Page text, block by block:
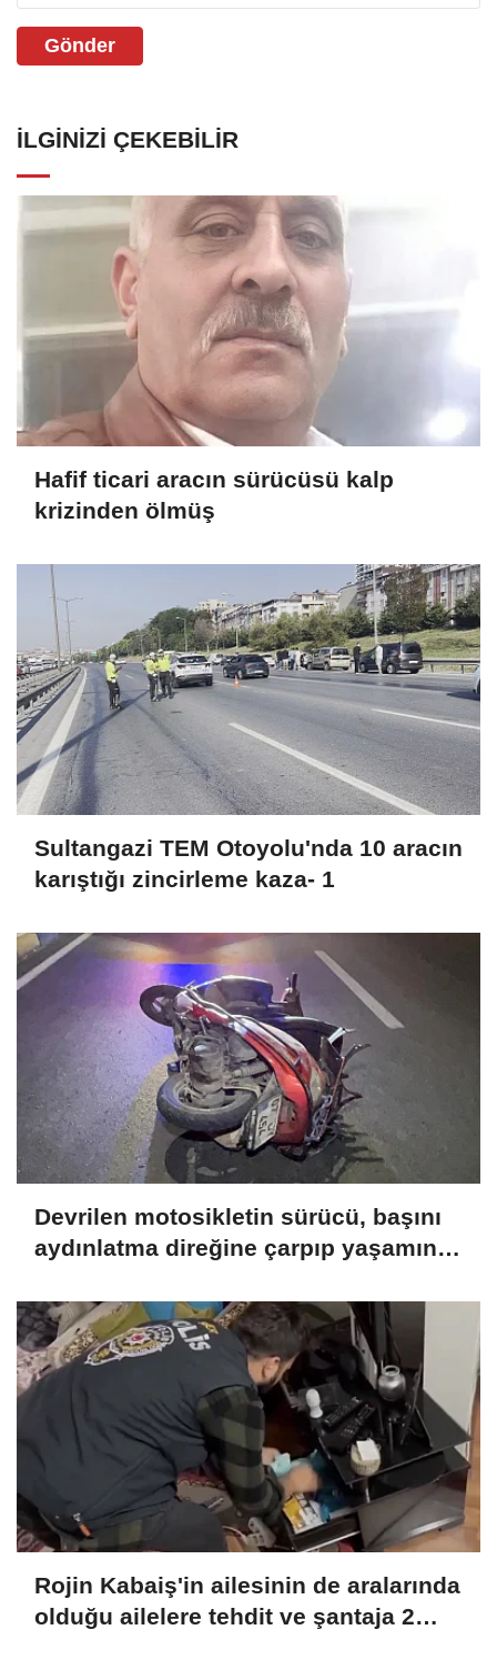
Gönder
İLGINIZI ÇEKEBILIR
Hafif ticari aracın sürücüsü kalp
krizinden ölmüş
Sultangazi TEM Otoyolu'nda 10 aracın
karıştığı zincirleme kaza- 1
Devrilen motosikletin sürücü, başını
aydınlatma direğine çarpıp yaşamını
Rojin Kabaiş'in ailesinin de aralarında
olduğu ailelere tehdit ve şantaja 2